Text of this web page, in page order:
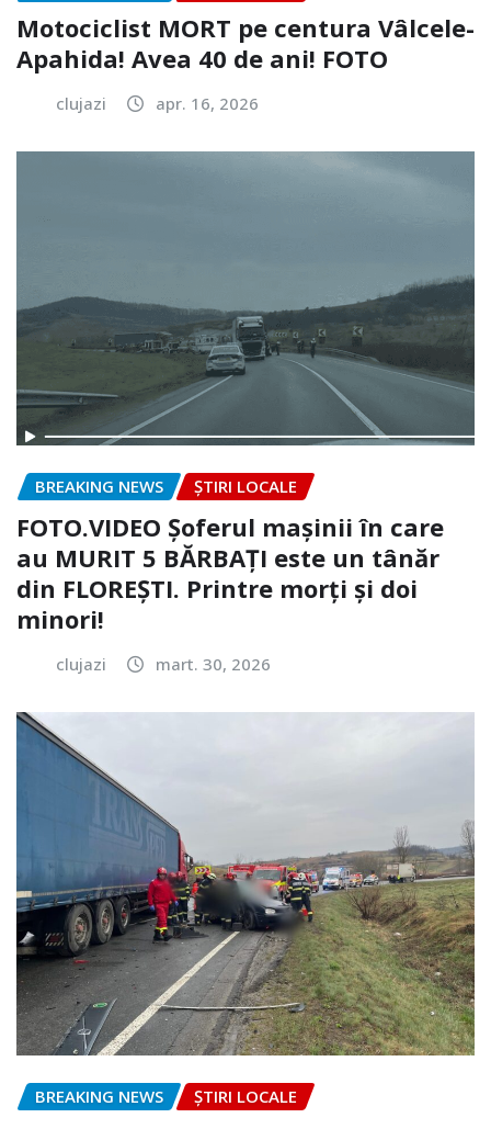
Motociclist MORT pe centura Vâlcele-
Apahida! Avea 40 de ani! FOTO
clujazi apr. 16, 2026
BREAKING NEWS ȘTIRI LOCALE
FOTO.VIDEO Șoferul mașinii în care
au MURIT 5 BĂRBAȚI este un tânăr
din FLOREȘTI. Printre morți și doi
minori!
clujazi mart. 30, 2026
BREAKING NEWS ȘTIRI LOCALE